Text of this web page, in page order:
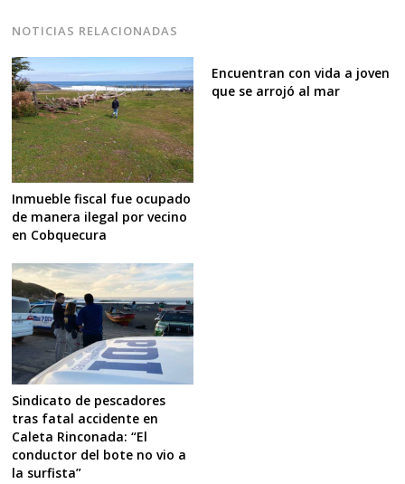
NOTICIAS RELACIONADAS
Inmueble fiscal fue ocupado
de manera ilegal por vecino
en Cobquecura
Encuentran con vida a joven
que se arrojó al mar
Sindicato de pescadores
tras fatal accidente en
Caleta Rinconada: “El
conductor del bote no vio a
la surfista”